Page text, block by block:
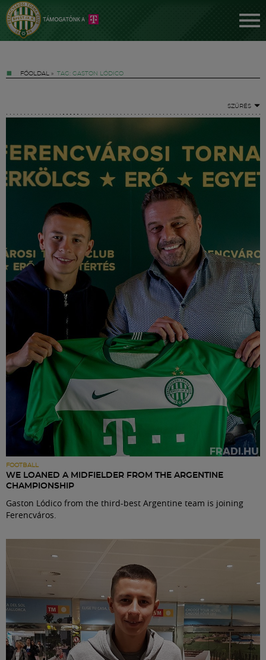
FŐOLDAL » TAG: GASTON LÓDICO
SZŰRÉS
FOOTBALL
WE LOANED A MIDFIELDER FROM THE ARGENTINE
CHAMPIONSHIP
Gaston Lódico from the third-best Argentine team is joining
Ferencváros.
Jegyek
Hírek
Labdarúgás
Szakosztályok
Meccscenter
Klub
Szolgáltatások
Shop